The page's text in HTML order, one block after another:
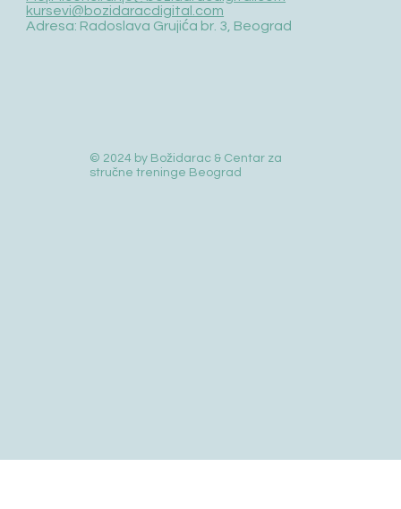
© 2024 by Božidarac & Centar za
stručne treninge Beograd
kursevi@bozidaracdigital.com
Adresa: Radoslava Grujića br. 3, Beograd